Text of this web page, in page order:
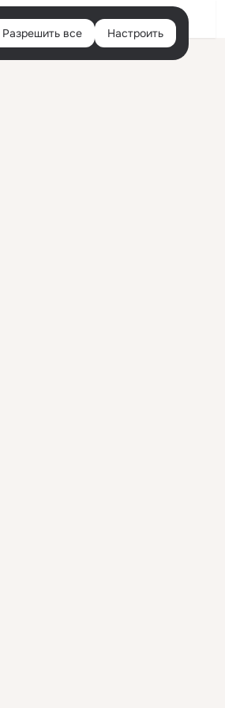
Войти
Разрешить все Настроить